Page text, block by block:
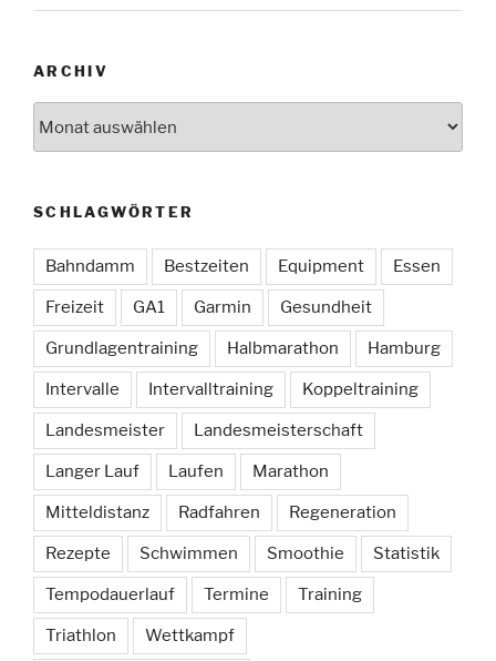
ARCHIV
SCHLAGWÖRTER
Bahndamm Bestzeiten Equipment Essen
Freizeit GA1 Garmin Gesundheit
Grundlagentraining Halbmarathon Hamburg
Intervalle Intervalltraining Koppeltraining
Landesmeister Landesmeisterschaft
Langer Lauf Laufen Marathon
Mitteldistanz Radfahren Regeneration
Rezepte Schwimmen Smoothie Statistik
Tempodauerlauf Termine Training
Triathlon Wettkampf